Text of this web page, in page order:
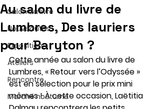
Salon du livre
Nouveautés
Exposition
Ateliers
Rencontre
Marché nocturne
Au salon du livre de
Lumbres, Des lauriers
pour Baryton ?
Cette année au salon du livre de
Lumbres, « Retour vers l’Odyssée »
est en sélection pour le prix mini
mômes ! À cette occasion, Laëtitia